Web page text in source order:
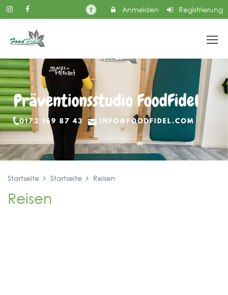
Anmelden Registrierung
Startseite Startseite Reisen
Reisen